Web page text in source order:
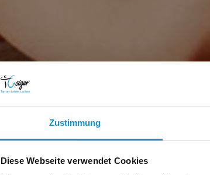
Zustimmung
Diese Webseite verwendet Cookies